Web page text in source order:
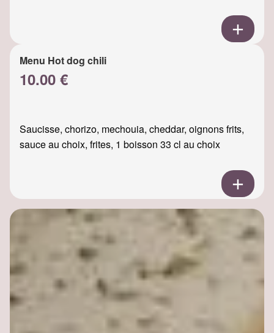
Menu Hot dog chili
10.00 €
Saucisse, chorizo, mechouia, cheddar, oignons frits,
sauce au choix, frites, 1 boisson 33 cl au choix